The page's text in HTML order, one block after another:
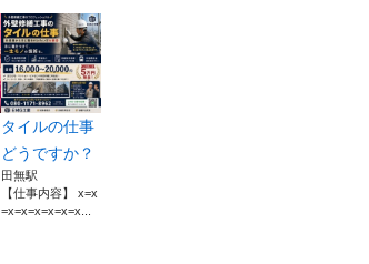
タイルの仕事
どうですか？
田無駅
【仕事内容】 x=x
=x=x=x=x=x=x...